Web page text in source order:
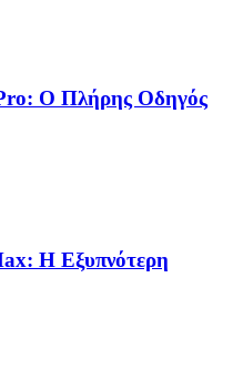
Ο Πλήρης Οδηγός
Η Εξυπνότερη